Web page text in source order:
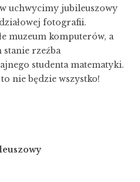
uchwycimy jubileuszowy
fotografii.
muzeum komputerów, a
rzeźba
studenta matematyki.
nie będzie wszystko!